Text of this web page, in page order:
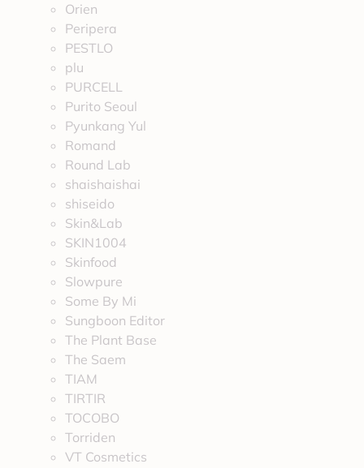
Orien
Peripera
PESTLO
plu
PURCELL
Purito Seoul
Pyunkang Yul
Romand
Round Lab
shaishaishai
shiseido
Skin&Lab
SKIN1004
Skinfood
Slowpure
Some By Mi
Sungboon Editor
The Plant Base
The Saem
TIAM
TIRTIR
TOCOBO
Torriden
VT Cosmetics